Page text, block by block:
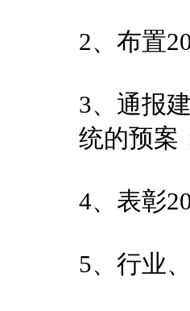
2、布置
3、通报
统的预案
4、表彰
5、行业